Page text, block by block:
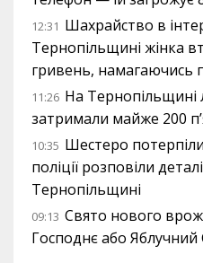
12:31 Шахрайство в
Тернопільщині жінка
гривень, намагаючись
11:26 На Тернопільщині
затримали майже 200
10:35 Шестеро
поліції розповіли
Тернопільщині
09:13 Свято нового
Господнє або Яблучний